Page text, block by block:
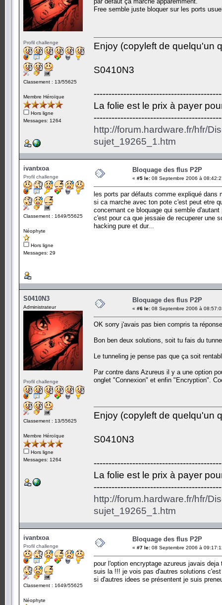
Profil challenge
Classement : 13/55625
Membre Héroïque
Hors ligne
Messages: 1264
Free semble juste bloquer sur les ports
Enjoy (copyleft de quelqu'un
S0410N3
La folie est le prix à payer
http://forum.hardware.fr/hfr/
sujet_19265_1.htm
ivantxoa
Profil challenge
Classement : 1649/55625
Néophyte
Hors ligne
Messages: 29
Bloquage des flus P2P
« #5 le: 08 Septembre 2006 à
les ports par défauts comme expliqué
si ca marche avec ton pote c'est peut etre
concernant ce bloquage qui semble
c'est pour ca que jessaie de recuperer une
hacking pure et dur...
S0410N3
Administrateur
Profil challenge
Classement : 13/55625
Membre Héroïque
Hors ligne
Messages: 1264
Bloquage des flus P2P
« #6 le: 08 Septembre 2006 à
OK sorry j'avais pas bien compris ta
Bon ben deux solutions, soit tu fais du
Le tunneling je pense pas que ça soit
Par contre dans Azureus il y a une option
onglet "Connexion" et enfin "Encryption".
Enjoy (copyleft de quelqu'un
S0410N3
La folie est le prix à payer
http://forum.hardware.fr/hfr/
sujet_19265_1.htm
ivantxoa
Profil challenge
Classement : 1649/55625
Néophyte
Bloquage des flus P2P
« #7 le: 08 Septembre 2006 à
pour l'option encryptage azureus javais
suis la !!! je vois pas d'autres solutions
si d'autres idees se présentent je suis